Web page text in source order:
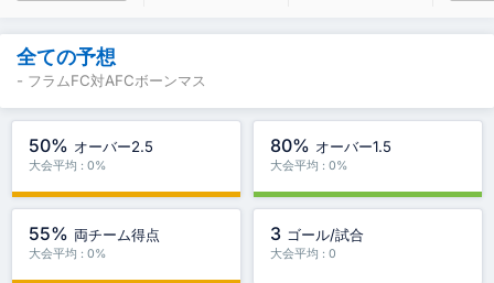
全ての予想
- フラムFC対AFCボーンマス
50% オーバー2.5
大会平均 : 0%
80% オーバー1.5
大会平均 : 0%
55% 両チーム得点
大会平均 : 0%
3 ゴール/試合
大会平均 : 0